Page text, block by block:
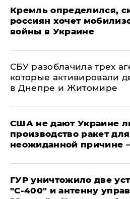
Кремль определился,
россиян хочет
войны в Украине
СБУ разоблачила трех
которые активировали
в Днепре и Житомире
США не дают Украине
производство ракет
неожиданной причине
ГУР уничтожило две
"С‑400" и антенну